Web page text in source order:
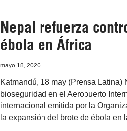
Nepal refuerza
ébola en África
mayo 18, 2026
Katmandú, 18 may (Prensa Latina)
bioseguridad en el Aeropuerto
internacional emitida por la
la expansión del brote de ébola en